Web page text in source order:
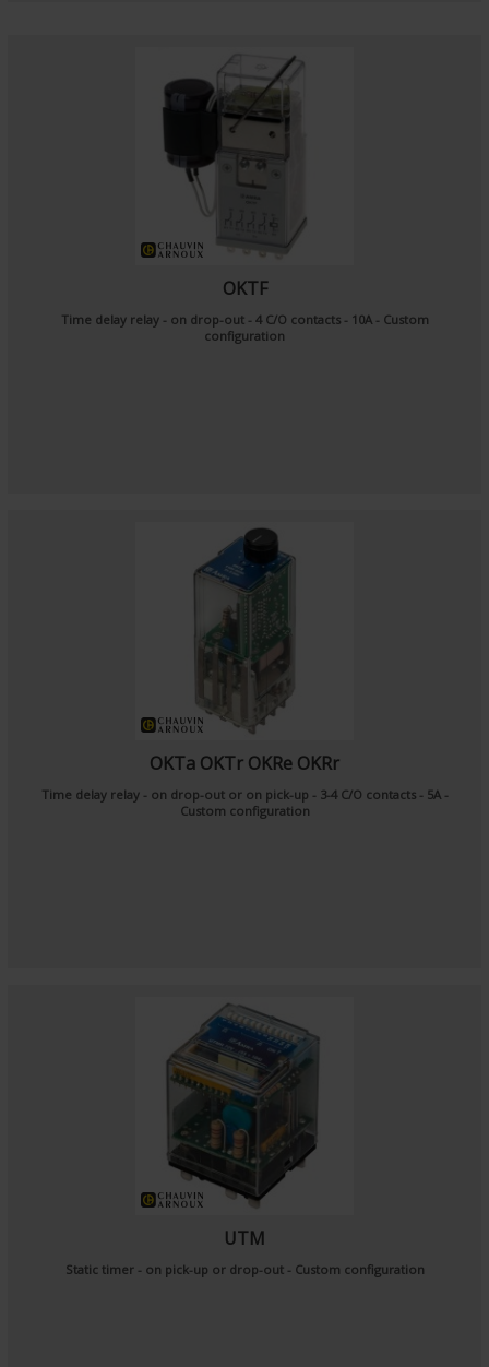
OKTF
Time delay relay - on drop-out - 4 C/O contacts - 10A - Custom
configuration
OKTa OKTr OKRe OKRr
Time delay relay- on drop-out oron pick-up - 3-4 C/O contacts - 5A -
Custom configuration
UTM
Static timer - on pick-up or drop-out - Custom configuration